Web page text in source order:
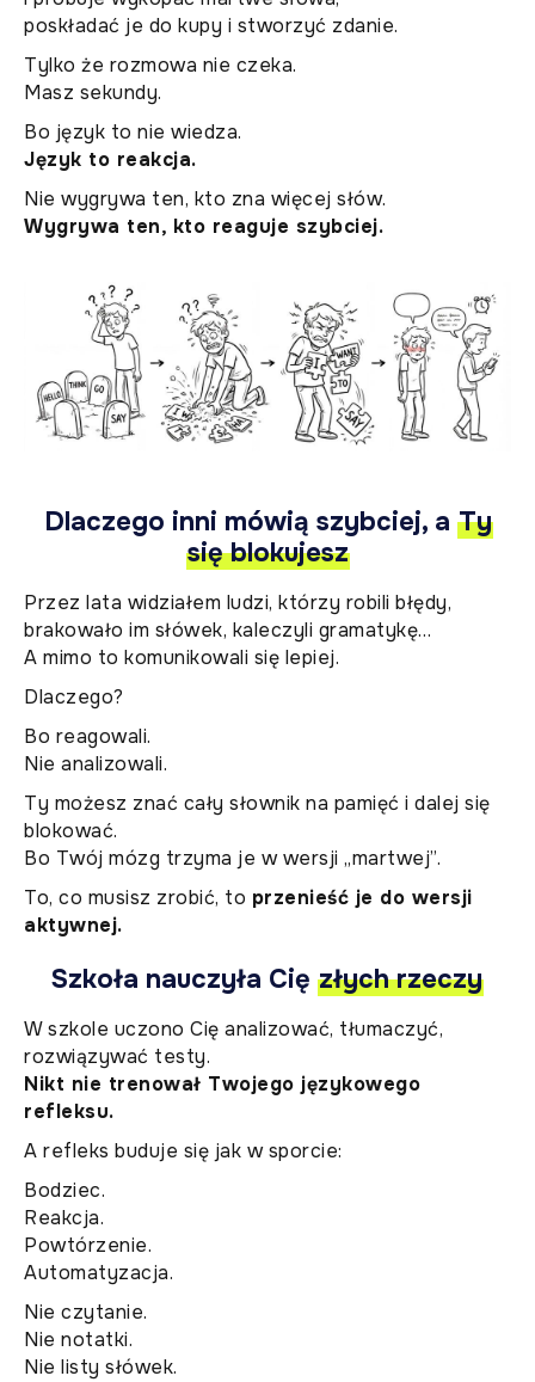
poskładać je do kupy i stworzyć zdanie.
Tylko że rozmowa nie czeka.
Masz sekundy.
Bo język to nie wiedza.
Język to reakcja.
Nie wygrywa ten, kto zna więcej słów.
Wygrywa ten, kto reaguje szybciej.
Dlaczego inni mówią szybciej, a Ty
się blokujesz
Przez lata widziałem ludzi, którzy robili błędy,
brakowało im słówek, kaleczyli gramatykę…
A mimo to komunikowali się lepiej.
Dlaczego?
Bo reagowali.
Nie analizowali.
Ty możesz znać cały słownik na pamięć i dalej się
blokować.
Bo Twój mózg trzyma je w wersji „martwej”.
To, co musisz zrobić, to przenieść je do wersji
aktywnej.
Szkoła nauczyła Cię złych rzeczy
W szkole uczono Cię analizować, tłumaczyć,
rozwiązywać testy.
Nikt nie trenował Twojego językowego
refleksu.
A refleks buduje się jak w sporcie:
Bodziec.
Reakcja.
Powtórzenie.
Automatyzacja.
Nie czytanie.
Nie notatki.
Nie listy słówek.